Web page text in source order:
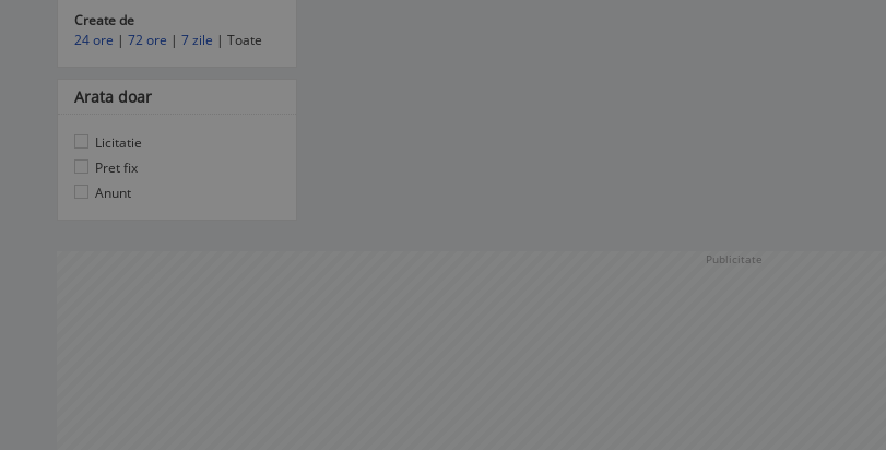
Create de
24 ore | 72 ore | 7 zile | Toate
Arata doar
Licitatie
Pret fix
Anunt
Publicitate